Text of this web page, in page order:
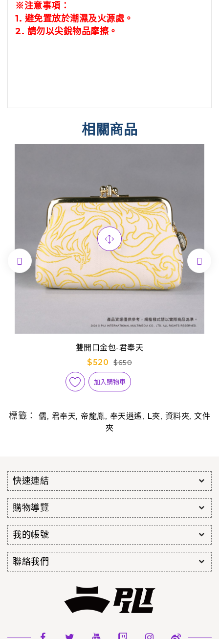
※注意事項：
1. 避免置放於潮濕及火源處。
2. 請勿以尖銳物品摩擦。
相關商品
雙開口金包-君奉天
$520
$650
加入購物車
 
標籤： 儒, 君奉天, 帝龍胤, 奉天逍遙, L夾, 資料夾, 文件
夾
快速連結
購物導覽
我的帳號
聯絡我們